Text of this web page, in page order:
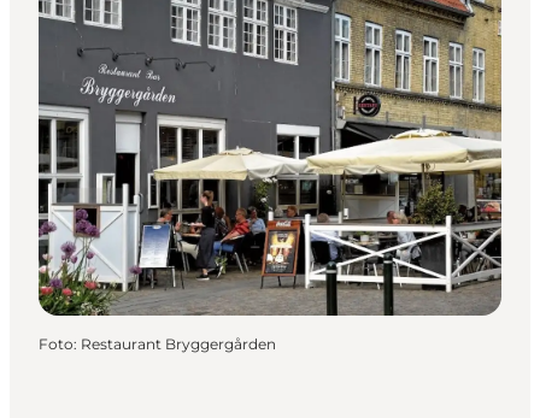
Foto: Restaurant Bryggergården